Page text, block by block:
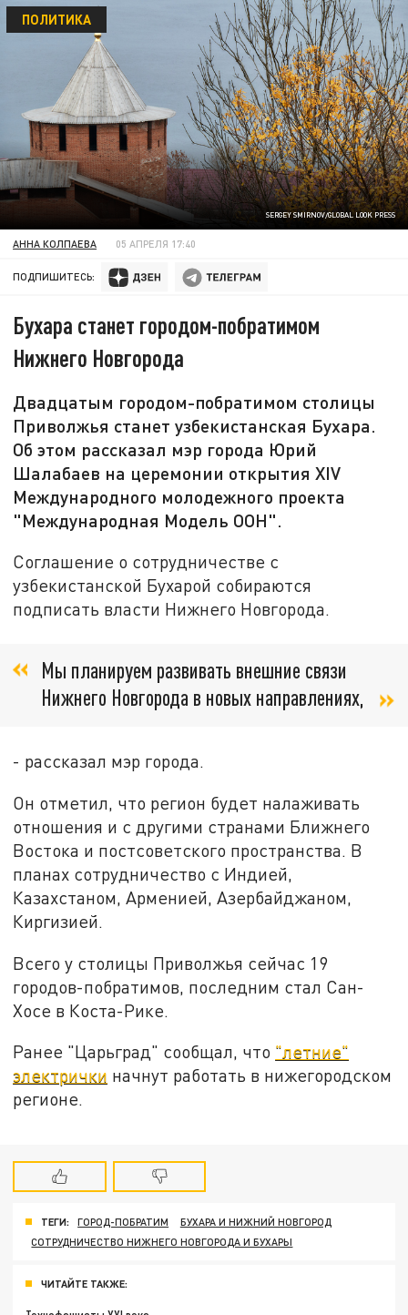
SERGEY SMIRNOV/GLOBAL LOOK PRESS
ПОЛИТИКА
АННА КОЛПАЕВА 05 АПРЕЛЯ 17:40
ПОДПИШИТЕСЬ:
Бухара станет городом-побратимом
Нижнего Новгорода
Двадцатым городом-побратимом столицы
Приволжья станет узбекистанская Бухара.
Об этом рассказал мэр города Юрий
Шалабаев на церемонии открытия XIV
Международного молодежного проекта
"Международная Модель ООН".
Соглашение о сотрудничестве с
узбекистанской Бухарой собираются
подписать власти Нижнего Новгорода.
Мы планируем развивать внешние связи
Нижнего Новгорода в новых направлениях,
- рассказал мэр города.
Он отметил, что регион будет налаживать
отношения и с другими странами Ближнего
Востока и постсоветского пространства. В
планах сотрудничество с Индией,
Казахстаном, Арменией, Азербайджаном,
Киргизией.
Всего у столицы Приволжья сейчас 19
городов-побратимов, последним стал Сан-
Хосе в Коста-Рике.
Ранее "Царьград" сообщал, что "летние"
электрички начнут работать в нижегородском
регионе.
ТЕГИ: ГОРОД-ПОБРАТИМ
БУХАРА И НИЖНИЙ НОВГОРОД
СОТРУДНИЧЕСТВО НИЖНЕГО НОВГОРОДА И БУХАРЫ
ЧИТАЙТЕ ТАКЖЕ: